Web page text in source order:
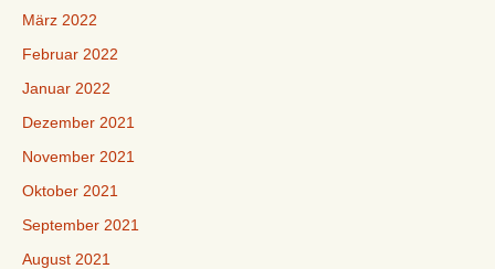
März 2022
Februar 2022
Januar 2022
Dezember 2021
November 2021
Oktober 2021
September 2021
August 2021